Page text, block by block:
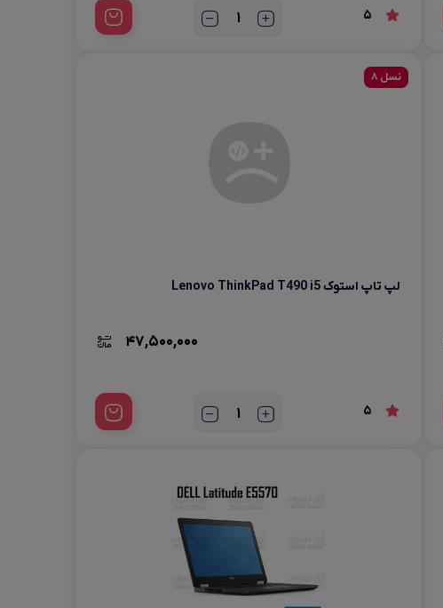
5
نسل 8
لپ تاپ استوک Lenovo ThinkPad T490 i5
47,500,000
5